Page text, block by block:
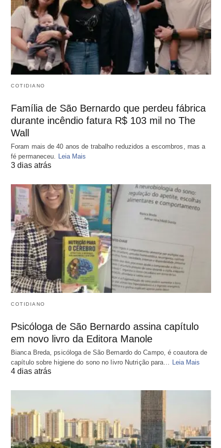
COTIDIANO
Família de São Bernardo que perdeu fábrica
durante incêndio fatura R$ 103 mil no The
Wall
Foram mais de 40 anos de trabalho reduzidos a escombros, mas a
fé permaneceu. Leia Mais
3 dias atrás
COTIDIANO
Psicóloga de São Bernardo assina capítulo
em novo livro da Editora Manole
Bianca Breda, psicóloga de São Bernardo do Campo, é coautora de
capítulo sobre higiene do sono no livro Nutrição para… Leia Mais
4 dias atrás